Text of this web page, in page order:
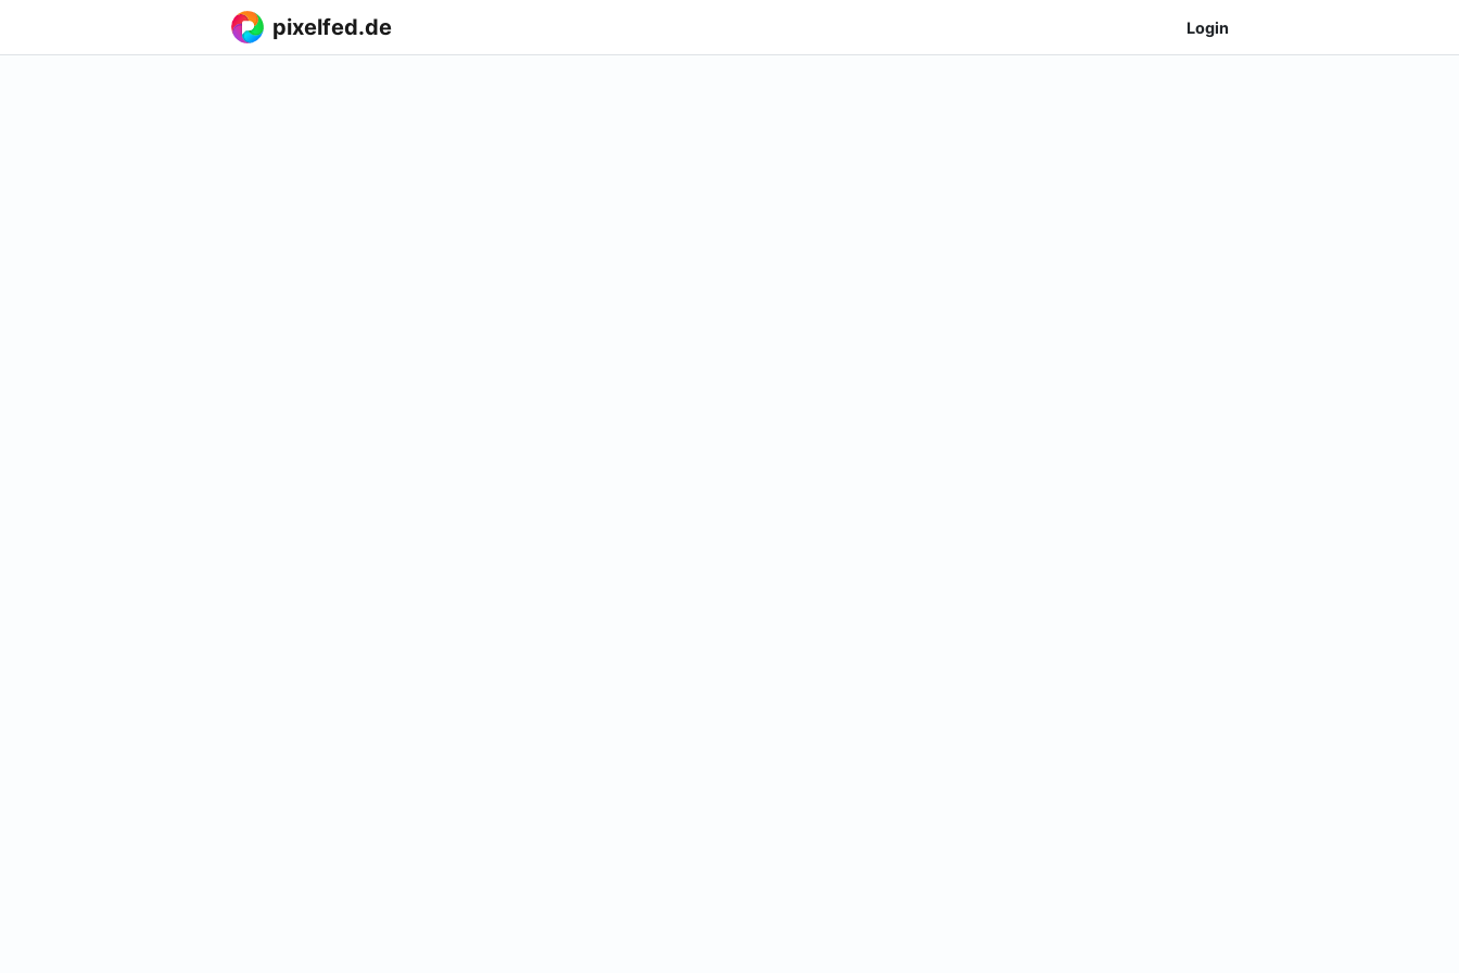
pixelfed.de Login